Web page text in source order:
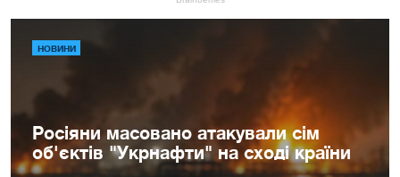
НОВИНИ
Росіяни масовано атакували сім
об'єктів "Укрнафти" на сході країни